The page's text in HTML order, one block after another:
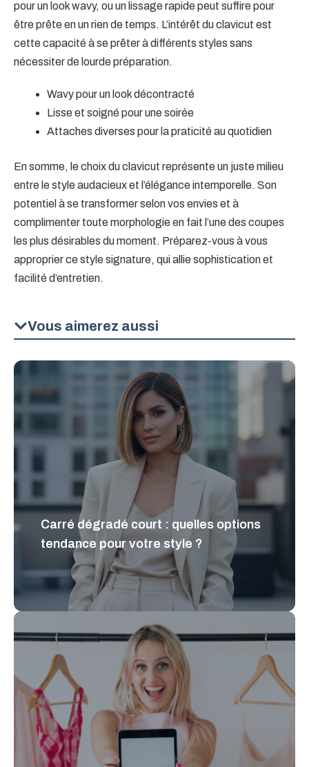
pour un look wavy, ou un lissage rapide peut suffire pour
être prête en un rien de temps. L’intérêt du clavicut est
cette capacité à se prêter à différents styles sans
nécessiter de lourde préparation.
Wavy pour un look décontracté
Lisse et soigné pour une soirée
Attaches diverses pour la praticité au quotidien
En somme, le choix du clavicut représente un juste milieu
entre le style audacieux et l’élégance intemporelle. Son
potentiel à se transformer selon vos envies et à
complimenter toute morphologie en fait l’une des coupes
les plus désirables du moment. Préparez-vous à vous
approprier ce style signature, qui allie sophistication et
facilité d’entretien.
Vous aimerez aussi
Carré dégradé court : quelles options
tendance pour votre style ?